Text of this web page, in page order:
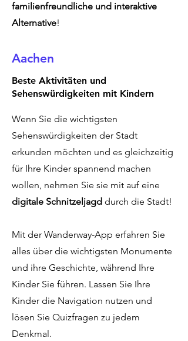
familienfreundliche und interaktive
Alternative!
Aachen
Beste Aktivitäten und
Sehenswürdigkeiten mit Kindern
Wenn Sie die wichtigsten
Sehenswürdigkeiten der Stadt
erkunden möchten und es gleichzeitig
für Ihre Kinder spannend machen
wollen, nehmen Sie sie mit auf eine
digitale Schnitzeljagd durch die Stadt!
Mit der Wanderway-App erfahren Sie
alles über die wichtigsten Monumente
und ihre Geschichte, während Ihre
Kinder Sie führen. Lassen Sie Ihre
Kinder die Navigation nutzen und
lösen Sie Quizfragen zu jedem
Denkmal.